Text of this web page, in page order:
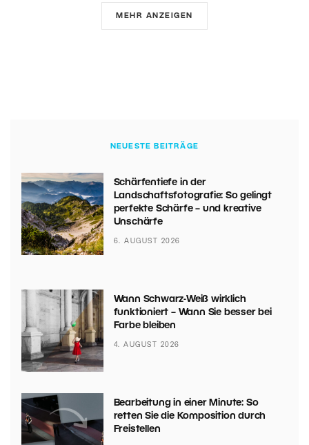
MEHR ANZEIGEN
NEUESTE BEITRÄGE
Schärfentiefe in der
Landschaftsfotografie: So gelingt
perfekte Schärfe – und kreative
Unschärfe
6. AUGUST 2026
Wann Schwarz-Weiß wirklich
funktioniert – Wann Sie besser bei
Farbe bleiben
4. AUGUST 2026
Bearbeitung in einer Minute: So
retten Sie die Komposition durch
Freistellen